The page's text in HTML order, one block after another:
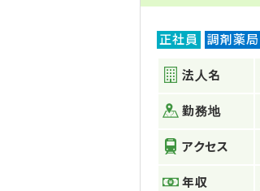
正社員 調剤薬局
法人名
勤務地
アクセス
年収